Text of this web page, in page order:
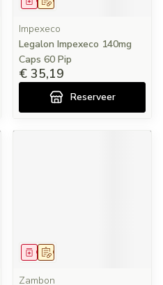
Impexeco
Legalon Impexeco 140mg
Caps 60 Pip
€ 35,19
Reserveer
Op voorschrift
Geneesmiddel
Zambon